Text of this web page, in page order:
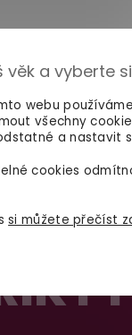
a vyberte
webu
všechny
a nastavit
cookies
si můžete přečíst
balení
co jste si
jak vypadá